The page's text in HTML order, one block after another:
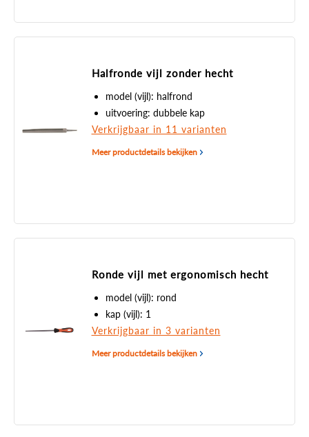
Halfronde vijl zonder hecht
model (vijl): halfrond
uitvoering: dubbele kap
Verkrijgbaar in 11 varianten
Meer productdetails bekijken
Ronde vijl met ergonomisch hecht
model (vijl): rond
kap (vijl): 1
Verkrijgbaar in 3 varianten
Meer productdetails bekijken